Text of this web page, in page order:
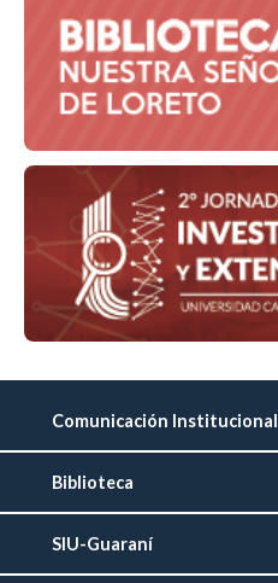
Comunicación Institucional
Biblioteca
SIU-Guaraní